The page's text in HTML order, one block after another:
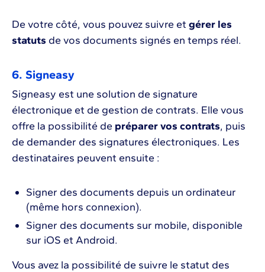
De votre côté, vous pouvez suivre et gérer les
statuts de vos documents signés en temps réel.
6. Signeasy
Signeasy est une solution de signature
électronique et de gestion de contrats. Elle vous
offre la possibilité de préparer vos contrats, puis
de demander des signatures électroniques. Les
destinataires peuvent ensuite :
Signer des documents depuis un ordinateur
(même hors connexion).
Signer des documents sur mobile, disponible
sur iOS et Android.
Vous avez la possibilité de suivre le statut des